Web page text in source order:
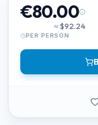
€80.00
≈ $92.24
PER PERSON